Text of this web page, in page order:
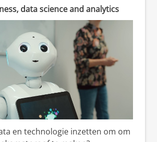
data science and analytics
en technologie inzetten om om